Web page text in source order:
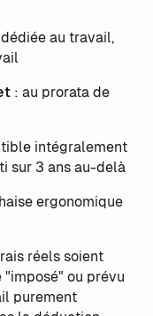
au travail,
: au prorata de
intégralement
sur 3 ans au-delà
ergonomique
réels soient
ou prévu
purement